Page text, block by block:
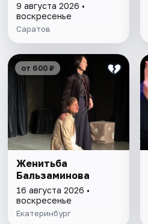
9 августа 2026 •
воскресенье
Саратов
от 600 ₽
Женитьба
Бальзаминова
16 августа 2026 •
воскресенье
Екатеринбург